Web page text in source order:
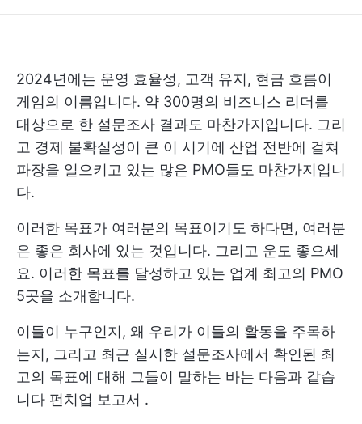
2024년에는 운영 효율성, 고객 유지, 현금 흐름이
게임의 이름입니다. 약 300명의 비즈니스 리더를
대상으로 한 설문조사 결과도 마찬가지입니다. 그리
고 경제 불확실성이 큰 이 시기에 산업 전반에 걸쳐
파장을 일으키고 있는 많은 PMO들도 마찬가지입니
다.
이러한 목표가 여러분의 목표이기도 하다면, 여러분
은 좋은 회사에 있는 것입니다. 그리고 운도 좋으세
요. 이러한 목표를 달성하고 있는 업계 최고의 PMO
5곳을 소개합니다.
이들이 누구인지, 왜 우리가 이들의 활동을 주목하
는지, 그리고 최근 실시한 설문조사에서 확인된 최
고의 목표에 대해 그들이 말하는 바는 다음과 같습
니다 펀치업 보고서 .